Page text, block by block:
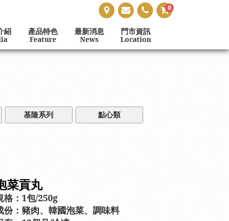
紹 產品特色
Feature
最新消息
News
門市資訊
Location
0
基隆系列 點心類
菜貢丸
格：1包/250g
份：豬肉、韓國泡菜、調味料